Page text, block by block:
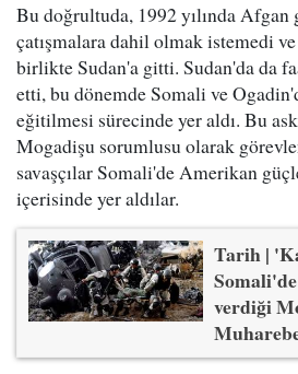
Bu doğrultuda, 1992 yılında Afgan
çatışmalara dahil olmak istemedi
birlikte Sudan'a gitti. Sudan'da da
etti, bu dönemde Somali ve
eğitilmesi sürecinde yer aldı. Bu
Mogadişu sorumlusu olarak
savaşçılar Somali'de Amerikan
içerisinde yer aldılar.
Tarih |
verdiği